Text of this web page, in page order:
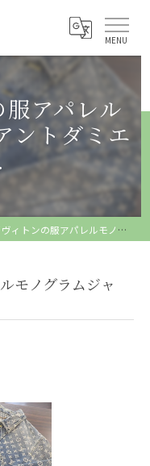
アパレル
ントダミエ
ンの服アパレルモノグラムジャイアントダミエデニ...
モノグラムジャ